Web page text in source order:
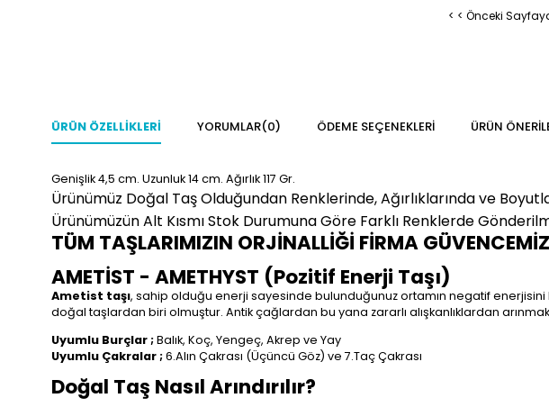
< < Önceki
ÜRÜN ÖZELLIKLERI YORUMLAR(0) ÖDEME SEÇENEKLERI ÜRÜN
Genişlik 4,5 cm. Uzunluk 14 cm. Ağırlık 117 Gr.
Ürünümüz Doğal Taş Olduğundan Renklerinde, Ağırlıklarında ve
Ürünümüzün Alt Kısmı Stok Durumuna Göre Farklı Renklerde
TÜM TAŞLARIMIZIN ORJİNALLİĞİ FİRMA
AMETİST - AMETHYST (Pozitif Enerji Taşı)
Ametist taşı, sahip olduğu enerji sayesinde bulunduğunuz ortamın negatif
doğal taşlardan biri olmuştur. Antik çağlardan bu yana zararlı alışkanlıklardan
Uyumlu Burçlar ;Balık, Koç, Yengeç, Akrep ve Yay
Uyumlu Çakralar ;6.Alın Çakrası (Üçüncü Göz) ve 7.Taç Çakrası
Doğal Taş Nasıl Arındırılır?